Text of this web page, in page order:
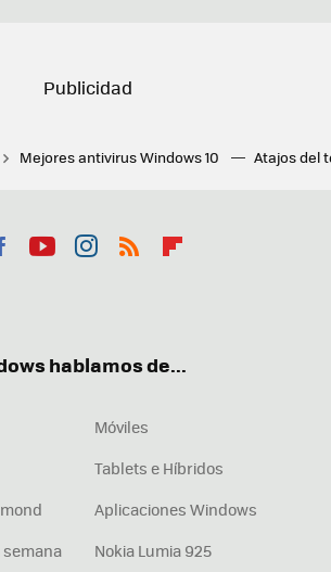
Mejores antivirus Windows 10 Atajos del
hablamos de...
Móviles
Tablets e Híbridos
Aplicaciones Windows
semana
Nokia Lumia 925